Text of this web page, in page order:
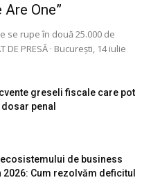
One”
se rupe în două 25.000 de
PRESĂ · București, 14 iulie
greseli fiscale care pot
penal
de business
Cum rezolvăm deficitul